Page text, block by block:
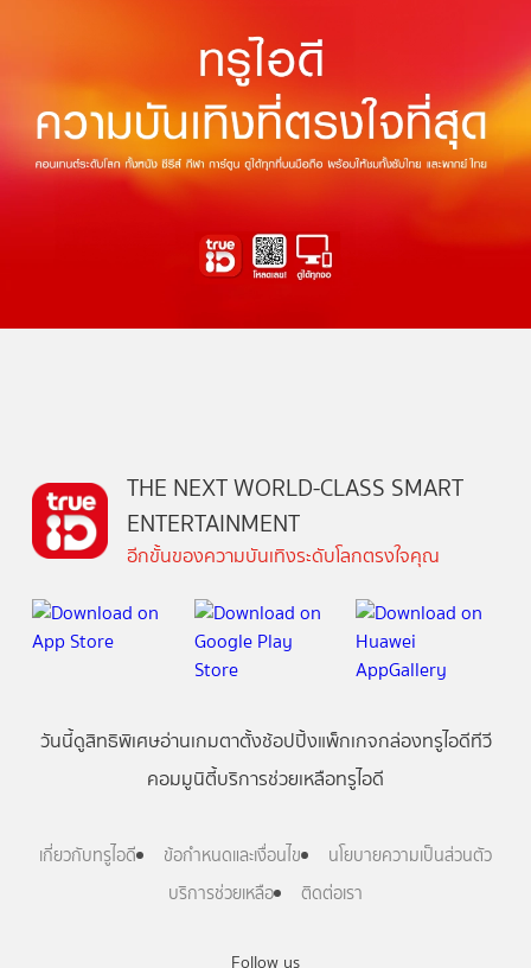
Follow us
THE NEXT WORLD-CLASS SMART
ENTERTAINMENT
อีกขั้นของความบันเทิงระดับโลกตรงใจคุณ
วันนี้ดูสิทธิพิเศษอ่านเกมตาตั้งช้อปปิ้งแพ็กเกจกล่องทรูไอดีทีวี
คอมมูนิตี้บริการช่วยเหลือทรูไอดี
เกี่ยวกับทรูไอดี ข้อกำหนดและเงื่อนไข
นโยบายความเป็นส่วนตัว
บริการช่วยเหลือ
ติดต่อเรา